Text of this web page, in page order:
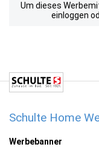
Um dieses
einloggen
Schulte Home
Werbebanner